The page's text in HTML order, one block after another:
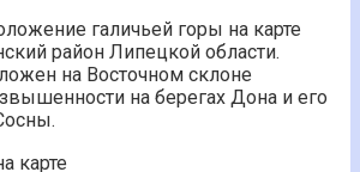
галичьей горы на карте
район Липецкой области.
на Восточном склоне
на берегах Дона и его
карте